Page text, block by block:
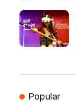
Popular